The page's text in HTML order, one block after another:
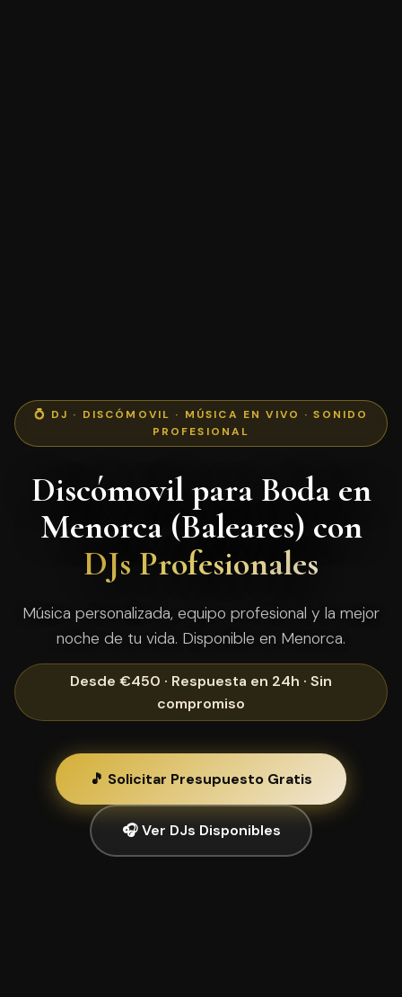
💍 DJ · DISCÓMOVIL · MÚSICA EN VIVO · SONIDO
PROFESIONAL
Discómovil para Boda en
Menorca (Baleares) con
DJs Profesionales
Música personalizada, equipo profesional y la mejor
noche de tu vida. Disponible en Menorca.
Desde €450 · Respuesta en 24h · Sin
compromiso
🎵 Solicitar Presupuesto Gratis
🎧 Ver DJs Disponibles